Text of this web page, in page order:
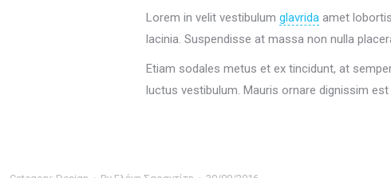
Lorem in velit vestibulum glavrida amet
lacinia. Suspendisse at massa non nulla
Etiam sodales metus et ex tincidunt, at
luctus vestibulum. Mauris ornare dignissim est